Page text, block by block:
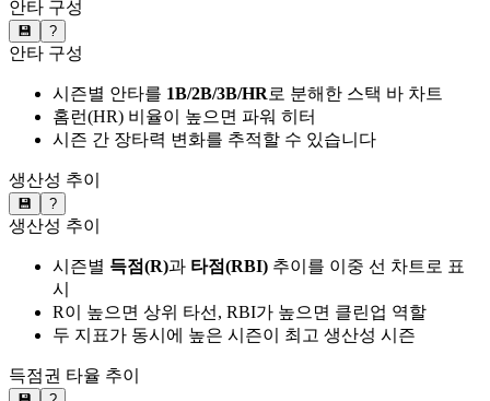
안타 구성
💾 ?
안타 구성
시즌별 안타를 1B/2B/3B/HR로 분해한 스택 바 차트
홈런(HR) 비율이 높으면 파워 히터
시즌 간 장타력 변화를 추적할 수 있습니다
생산성 추이
💾 ?
생산성 추이
시즌별 득점(R)과 타점(RBI) 추이를 이중 선 차트로 표
시
R이 높으면 상위 타선, RBI가 높으면 클린업 역할
두 지표가 동시에 높은 시즌이 최고 생산성 시즌
득점권 타율 추이